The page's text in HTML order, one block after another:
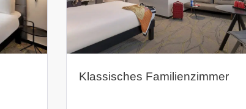
Klassisches Familienzimmer